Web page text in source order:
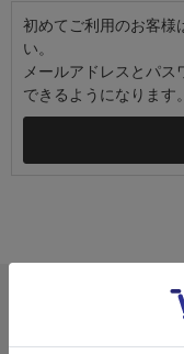
初めてご利用のお客様
い。
メールアドレスとパ
できるようになります。